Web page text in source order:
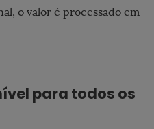
o valor é processado em
para todos os